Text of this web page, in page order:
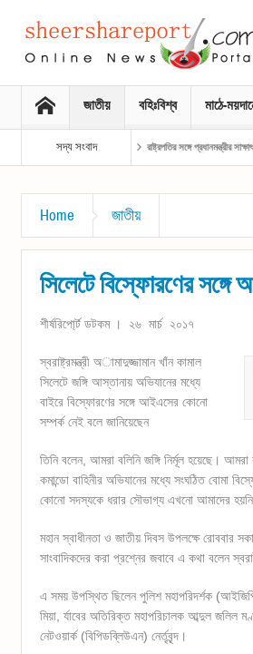
জাতীয় বহিঃবিশ্ব মাঠে-
সদ্য সংবাদ রাষ্ট্রপতির সঙ্গে প্রধানমন্ত্রীর সাক্ষাৎ
Home জাতীয়
সিলেটে বিস্ফোরণের সঙ্গে
শীর্ষরিপো্র্ট ডটকম । ২৬ মার্চ ২০১৭
স্বরাষ্ট্রমন্ত্রী অামাদুজ্জামান খাঁন কামাল
সিলেটে জঙ্গি আস্তানায় অভিযানের মধ্যে
বাইরে বিস্ফোরণের সঙ্গে আইএসের কোনো
সম্পর্ক নেই বলে জানিয়েছেন
তিনি বলেন, আমরা বলিনি জঙ্গি নির্মূল হয়েছে। আমরা
কমান্ডো বাহিনীর অভিযানের মধ্যে সংঘঠিত বোমা
কোনো সদস্যকে ধরার সৌভাগ্য এখনো আমাদের
মহান স্বাধীনতা ও জাতীয় দিবস উপলক্ষে রোববার
সাংবাদিকদের করা প্রশ্নের জবাবে এ কথা বলেন
এ সময় উপস্থিত ছিলেন পুলিশ মহাপরিদর্শক
মিয়া, র্যাবের অতিরিক্ত মহাপরিচালক আব্দুল জলিল
নেটওয়ার্ক (বিপিডব্লিউএন) নের্তৃবৃন্দ।